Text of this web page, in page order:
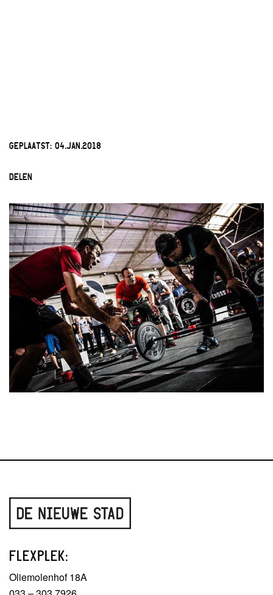
GEPLAATST: 04.JAN.2018
DELEN
FLEXPLEK:
Oliemolenhof 18A